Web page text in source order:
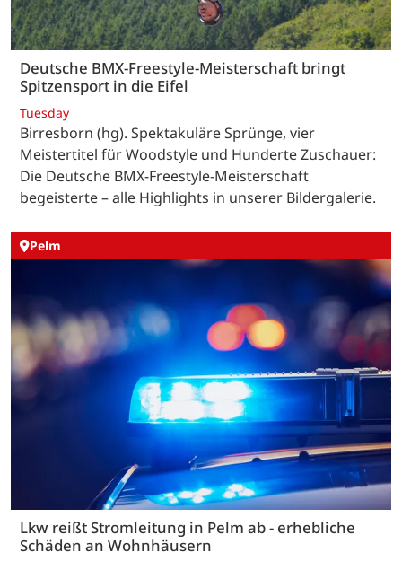
Deutsche BMX-Freestyle-Meisterschaft bringt
Spitzensport in die Eifel
Tuesday
Birresborn (hg). Spektakuläre Sprünge, vier
Meistertitel für Woodstyle und Hunderte Zuschauer:
Die Deutsche BMX-Freestyle-Meisterschaft
begeisterte – alle Highlights in unserer Bildergalerie.
Pelm
Lkw reißt Stromleitung in Pelm ab - erhebliche
Schäden an Wohnhäusern